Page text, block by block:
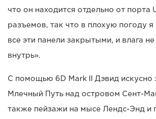
что он находится отдельно от порта
разъемов, так что в плохую погоду
все эти панели закрытыми, и влага
внутрь».
С помощью 6D Mark II Дэвид искусно
Млечный Путь над островом Сент-
также пейзажи на мысе Лендс-Энд и